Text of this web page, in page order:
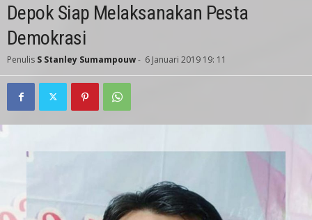
Depok Siap Melaksanakan Pesta
Demokrasi
Penulis S Stanley Sumampouw- 6 Januari 2019 19: 11